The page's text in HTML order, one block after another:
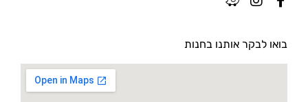
בואו לבקר אותנו בחנות